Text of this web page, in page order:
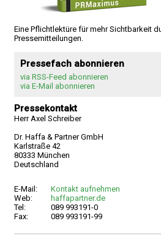
Eine Pflichtlektüre für mehr Sichtbarkeit
Pressemitteilungen.
Pressefach abonnieren
via RSS-Feed abonnieren
via E-Mail abonnieren
Pressekontakt
Herr Axel Schreiber
Dr. Haffa & Partner GmbH
Karlstraße 42
80333 München
Deutschland
E-Mail:
Kontakt aufnehmen
Web:
haffapartner.de
Tel:
089 993191-0
Fax:
089 993191-99